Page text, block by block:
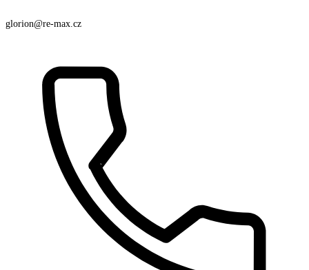
glorion@re-max.cz